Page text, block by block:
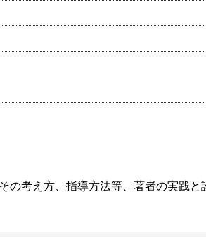
の考え方、指導方法等、著者の実践